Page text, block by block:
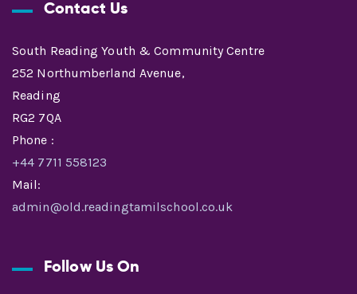
Contact Us
South Reading Youth & Community Centre
252 Northumberland Avenue,
Reading
RG2 7QA
Phone :
+44 7711 558123
Mail:
admin@old.readingtamilschool.co.uk
Follow Us On